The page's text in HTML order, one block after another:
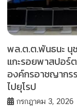
พล.ต.ต.พันธนะ นุ
แกะรอยพาสปอร์
องค์กรอาชญากร
ไปยุโรป
กรกฎาคม 3, 2026